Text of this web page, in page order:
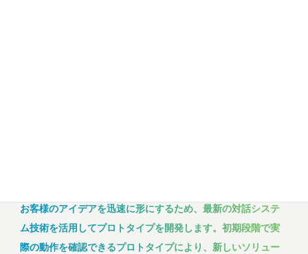
お客様のアイデアを迅速に形にするため、最新の対話システ
ム技術を活用してプロトタイプを開発します。初期段階で実
際の動作を確認できるプロトタイプにより、新しいソリュー